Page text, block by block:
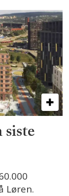
Løren.